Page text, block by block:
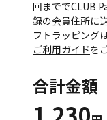
回まででCLUB
録の会員住所に
フトラッピング
ご利用ガイドを
合計金額